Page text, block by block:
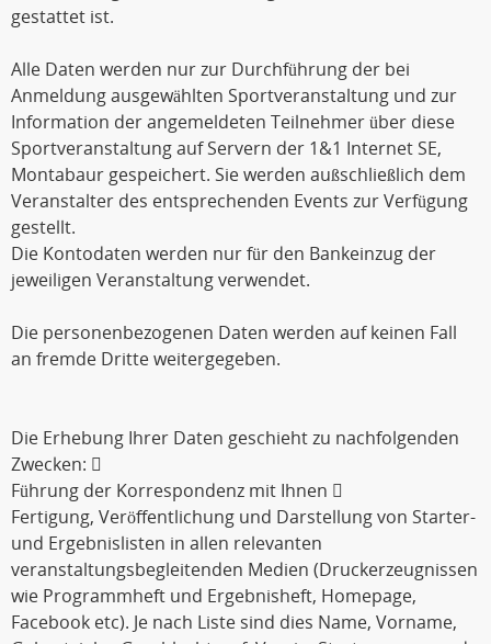
gestattet ist.
Alle Daten werden nur zur Durchführung der bei
Anmeldung ausgewählten Sportveranstaltung und zur
Information der angemeldeten Teilnehmer über diese
Sportveranstaltung auf Servern der 1&1 Internet SE,
Montabaur gespeichert. Sie werden außschließlich dem
Veranstalter des entsprechenden Events zur Verfügung
gestellt.
Die Kontodaten werden nur für den Bankeinzug der
jeweiligen Veranstaltung verwendet.
Die personenbezogenen Daten werden auf keinen Fall
an fremde Dritte weitergegeben.
Die Erhebung Ihrer Daten geschieht zu nachfolgenden
Zwecken: 
Führung der Korrespondenz mit Ihnen 
Fertigung, Veröffentlichung und Darstellung von Starter-
und Ergebnislisten in allen relevanten
veranstaltungsbegleitenden Medien (Druckerzeugnissen
wie Programmheft und Ergebnisheft, Homepage,
Facebook etc). Je nach Liste sind dies Name, Vorname,